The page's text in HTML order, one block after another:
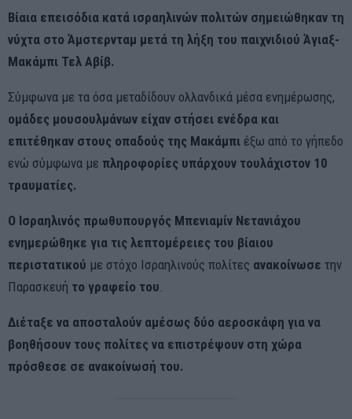
Βίαια επεισόδια κατά ισραηλινών πολιτών σημειώθηκαν τη
νύχτα στο Άμστερνταμ μετά τη λήξη του παιχνιδιού Άγιαξ-
Μακάμπι Τελ Αβίβ.
Σύμφωνα με τα όσα μεταδίδουν ολλανδικά μέσα ενημέρωσης,
ομάδες μουσουλμάνων είχαν στήσει ενέδρα και
επιτέθηκαν στους οπαδούς της Μακάμπι έξω από το γήπεδο
ενώ σύμφωνα με πληροφορίες υπάρχουν τουλάχιστον 10
τραυματίες.
Ο Ισραηλινός πρωθυπουργός Μπενιαμίν Νετανιάχου
ενημερώθηκε για τις λεπτομέρειες του βίαιου
περιστατικού με στόχο Ισραηλινούς πολίτες ανακοίνωσε την
Παρασκευή το γραφείο του.
Διέταξε να αποσταλούν αμέσως δύο αεροσκάφη για να
βοηθήσουν τους πολίτες να επιστρέψουν στη χώρα
πρόσθεσε σε ανακοίνωσή του.